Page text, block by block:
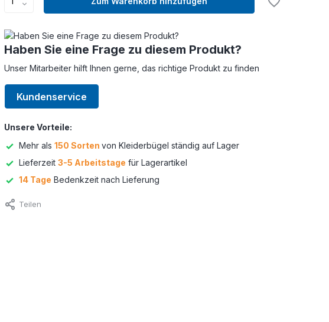
Haben Sie eine Frage zu diesem Produkt?
Unser Mitarbeiter hilft Ihnen gerne, das richtige Produkt zu finden
Kundenservice
Unsere Vorteile:
Mehr als 150 Sorten von Kleiderbügel ständig auf Lager
Lieferzeit 3-5 Arbeitstage für Lagerartikel
14 Tage Bedenkzeit nach Lieferung
Teilen